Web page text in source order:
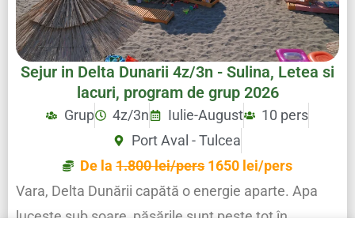
Sejur in Delta Dunarii 4z/3n - Sulina, Letea si
lacuri, program de grup 2026
Grup 4z/3n Iulie-August
10 pers
Port Aval - Tulcea
De la1.800 lei/pers1650 lei/pers
Vara, Delta Dunării capătă o energie aparte. Apa
lucește sub soare, păsările sunt peste tot în